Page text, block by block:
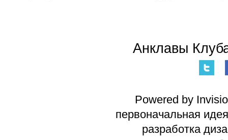
Анклавы
Powered by
первоначальная
разработка